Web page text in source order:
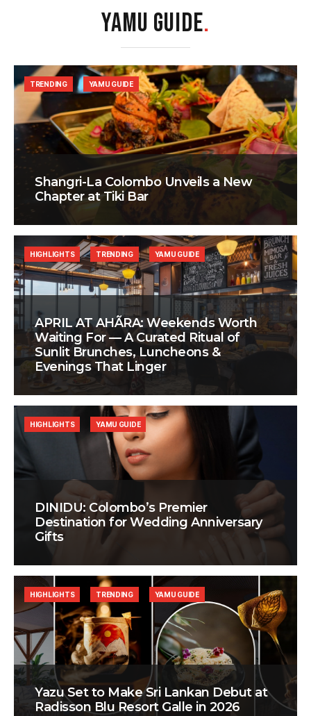
YAMU GUIDE.
Shangri-La Colombo Unveils a New
Chapter at Tiki Bar
TRENDING YAMU GUIDE
APRIL AT AHÃRA: Weekends Worth
Waiting For — A Curated Ritual of
Sunlit Brunches, Luncheons &
Evenings That Linger
HIGHLIGHTS TRENDING YAMU GUIDE
DINIDU: Colombo’s Premier
Destination for Wedding Anniversary
Gifts
HIGHLIGHTS YAMU GUIDE
Yazu Set to Make Sri Lankan Debut at
Radisson Blu Resort Galle in 2026
HIGHLIGHTS TRENDING YAMU GUIDE